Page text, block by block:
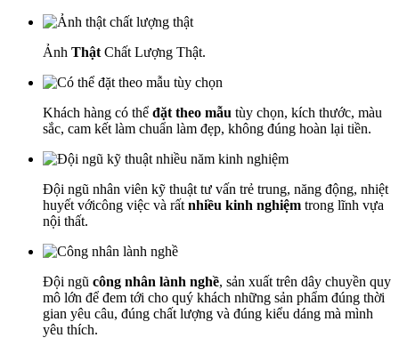
Ảnh Thật Chất Lượng Thật.
Khách hàng có thể đặt theo mẫu tùy chọn, kích thước, màu
sắc, cam kết làm chuẩn làm đẹp, không đúng hoàn lại tiền.
Đội ngũ nhân viên kỹ thuật tư vấn trẻ trung, năng động, nhiệt
huyết vớicông việc và rất nhiều kinh nghiệm trong lĩnh vựa
nội thất.
Đội ngũ công nhân lành nghề, sản xuất trên dây chuyền quy
mô lớn để đem tới cho quý khách những sản phẩm đúng thời
gian yêu câu, đúng chất lượng và đúng kiểu dáng mà mình
yêu thích.